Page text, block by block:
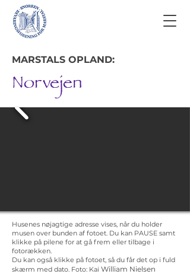
MARSTALS OPLAND:
Norvejen
Husenes nøjagtige adresse vises, når du holder
musen over bunden af fotoet. Du kan PAUSE samt
klikke på pilene for at gå frem eller tilbage i
fotorækken.
Du kan også klikke på fotoet, så du får det op i fuld
skærm med dato. Foto: Kai William Nielsen